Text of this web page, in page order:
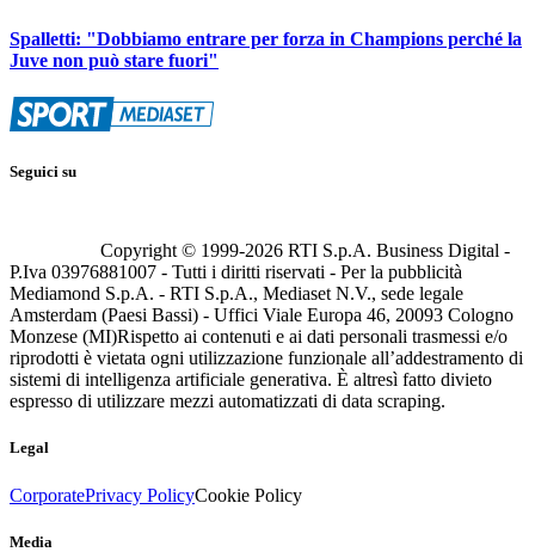
Spalletti: "Dobbiamo entrare per forza in Champions perché la
Juve non può stare fuori"
Seguici su
Copyright © 1999-2026 RTI S.p.A. Business Digital -
P.Iva 03976881007 - Tutti i diritti riservati - Per la pubblicità
Mediamond S.p.A. - RTI S.p.A., Mediaset N.V., sede legale
Amsterdam (Paesi Bassi) - Uffici Viale Europa 46, 20093 Cologno
Monzese (MI)Rispetto ai contenuti e ai dati personali trasmessi e/o
riprodotti è vietata ogni utilizzazione funzionale all’addestramento di
sistemi di intelligenza artificiale generativa. È altresì fatto divieto
espresso di utilizzare mezzi automatizzati di data scraping.
Legal
CorporatePrivacy PolicyCookie Policy
Media